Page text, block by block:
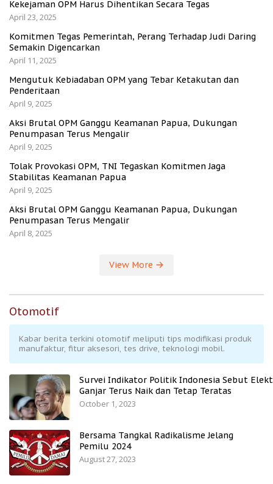
Kekejaman OPM Harus Dihentikan Secara Tegas
April 23, 2025
Komitmen Tegas Pemerintah, Perang Terhadap Judi Daring
Semakin Digencarkan
April 11, 2025
Mengutuk Kebiadaban OPM yang Tebar Ketakutan dan
Penderitaan
April 9, 2025
Aksi Brutal OPM Ganggu Keamanan Papua, Dukungan
Penumpasan Terus Mengalir
April 9, 2025
Tolak Provokasi OPM, TNI Tegaskan Komitmen Jaga
Stabilitas Keamanan Papua
April 9, 2025
Aksi Brutal OPM Ganggu Keamanan Papua, Dukungan
Penumpasan Terus Mengalir
April 8, 2025
View More
Otomotif
Kabar berita terkini otomotif meliputi tips modifikasi produk
manufaktur, fitur aksesori, tes drive, teknologi mobil.
Survei Indikator Politik Indonesia Sebut
Ganjar Terus Naik dan Tetap Teratas
October 1, 2023
Bersama Tangkal Radikalisme Jelang
Pemilu 2024
August 27, 2023